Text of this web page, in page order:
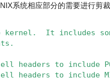
系统相应部分的需要进行剪
It includes
headers to include
headers to include